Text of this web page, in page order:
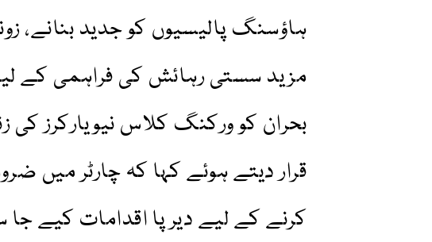
ہاؤسنگ پالیسیوں کو جدید بنانے،
مزید سستی رہائش کی فراہمی کے
بحران کو ورکنگ کلاس نیویارکرز کی
قرار دیتے ہوئے کہا کہ چارٹر میں
کرنے کے لیے دیرپا اقدامات کیے